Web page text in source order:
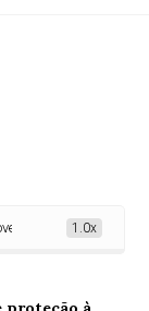
palestra sobre
1.0x